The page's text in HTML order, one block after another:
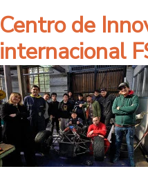
Centro de
internacional